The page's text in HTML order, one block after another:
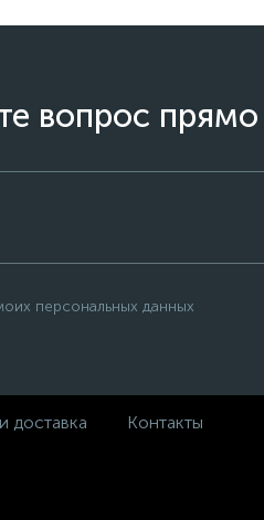
вопрос прямо
персональных данных
доставка Контакты